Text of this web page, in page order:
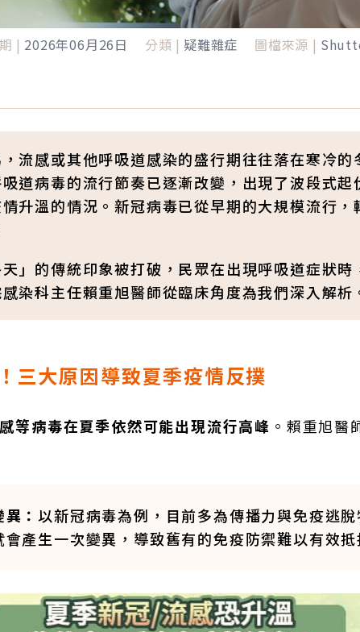
| 2026年06月26日 分類 | 疑難雜症 圖檔來源 |
流感或其他呼吸道感染的盛行期往往落在寒冷
道病毒的流行節奏已逐漸改變，出現了波段式
升溫的情況。新冠病毒已從早期的大規模流行
」的傳統印象被打破，民眾在出現呼吸道症狀
染科主任賴重旭醫師從臨床角度為我們深入解析
三大原因導致夏季疫情反撲
等病毒在夏季依然可能出現流行高峰 。賴重旭醫
異：以新冠病毒為例，目前多為傳播力與免疫逃
產生一次變異，導致舊有的免疫防禦難以有效抵